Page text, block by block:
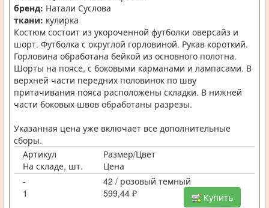
бренд: Натали Суслова
ткани: кулирка
Костюм состоит из укороченной футболки оверсайз и
шорт. Футболка с округлой горловиной. Рукав короткий.
Горловина обработана бейкой из основного полотна.
Шорты на поясе, с боковыми карманами и лампасами. В
верхней части передних половинок по шву
притачивания пояса расположены складки. В нижней
части боковых швов обработаны разрезы.
Указанная цена уже включает все дополнительные
сборы.
Артикул
Размер/Цвет
На складе, шт.
Цена
-
42 / розовый темный
1
599,44 ₽ Купить